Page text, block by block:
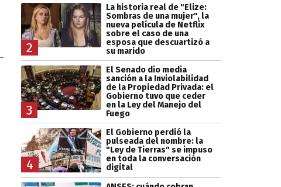
2
La historia real de "Elize:
Sombras de una mujer", la
nueva película de Netflix
sobre el caso de una
esposa que descuartizó a
su marido
3
El Senado dio media
sanción a la Inviolabilidad
de la Propiedad Privada: el
Gobierno tuvo que ceder
en la Ley del Manejo del
Fuego
4
El Gobierno perdió la
pulseada del nombre: la
"Ley de Tierras" se impuso
en toda la conversación
digital